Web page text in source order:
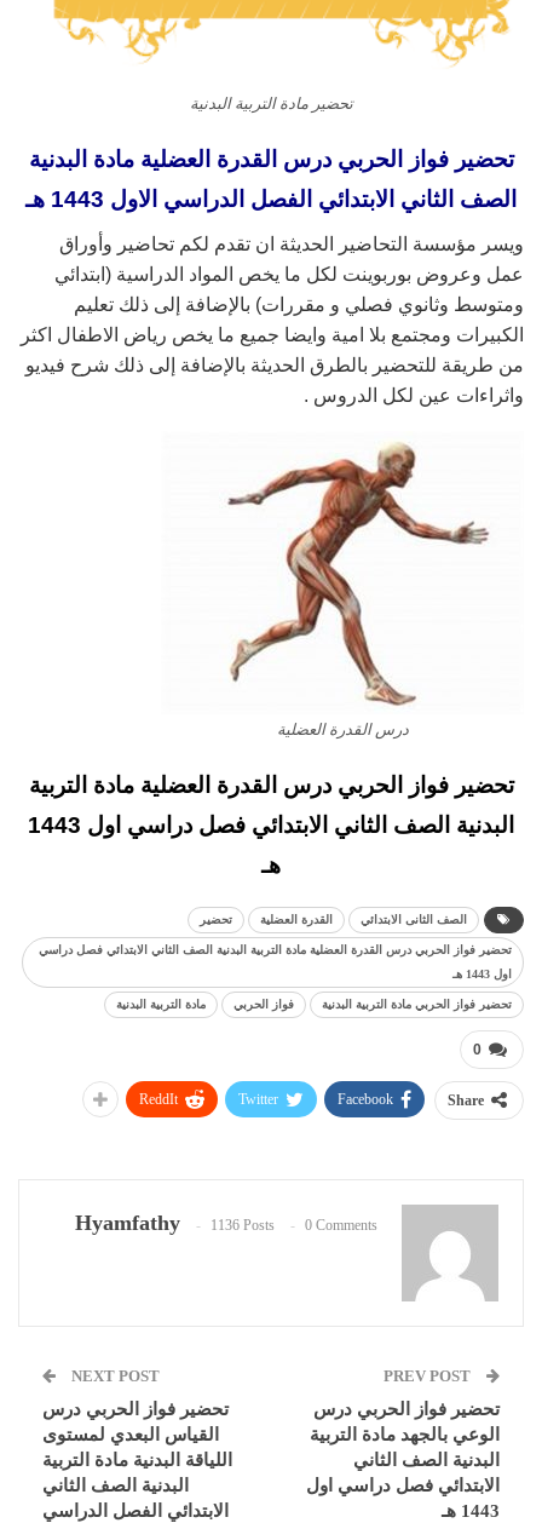
تحضير مادة التربية البدنية
تحضير فواز الحربي درس القدرة العضلية مادة البدنية
الصف الثاني الابتدائي الفصل الدراسي الاول 1443 هـ
ويسر مؤسسة التحاضير الحديثة ان تقدم لكم تحاضير وأوراق
عمل وعروض بوربوينت لكل ما يخص المواد الدراسية (ابتدائي
ومتوسط وثانوي فصلي و مقررات) بالإضافة إلى ذلك تعليم
الكبيرات ومجتمع بلا امية وايضا جميع ما يخص رياض الاطفال اكثر
من طريقة للتحضير بالطرق الحديثة بالإضافة إلى ذلك شرح فيديو
واثراءات عين لكل الدروس .
درس القدرة العضلية
تحضير فواز الحربي درس القدرة العضلية مادة التربية
البدنية الصف الثاني الابتدائي فصل دراسي اول 1443
هـ
الصف الثانى الابتدائي القدرة العضلية تحضير
تحضير فواز الحربي درس القدرة العضلية مادة التربية البدنية الصف الثاني الابتدائي فصل دراسي
اول 1443 هـ
تحضير فواز الحربي مادة التربية البدنية فواز الحربي مادة التربية البدنية
0
Share
Facebook
Twitter
ReddIt
Hyamfathy 1136 Posts 0 Comments
تحضير فواز الحربي درس
الوعي بالجهد مادة التربية
البدنية الصف الثاني
الابتدائي فصل دراسي اول
1443 هـ
NEXT POST
تحضير فواز الحربي درس
القياس البعدي لمستوى
اللياقة البدنية مادة التربية
البدنية الصف الثاني
الابتدائي الفصل الدراسي